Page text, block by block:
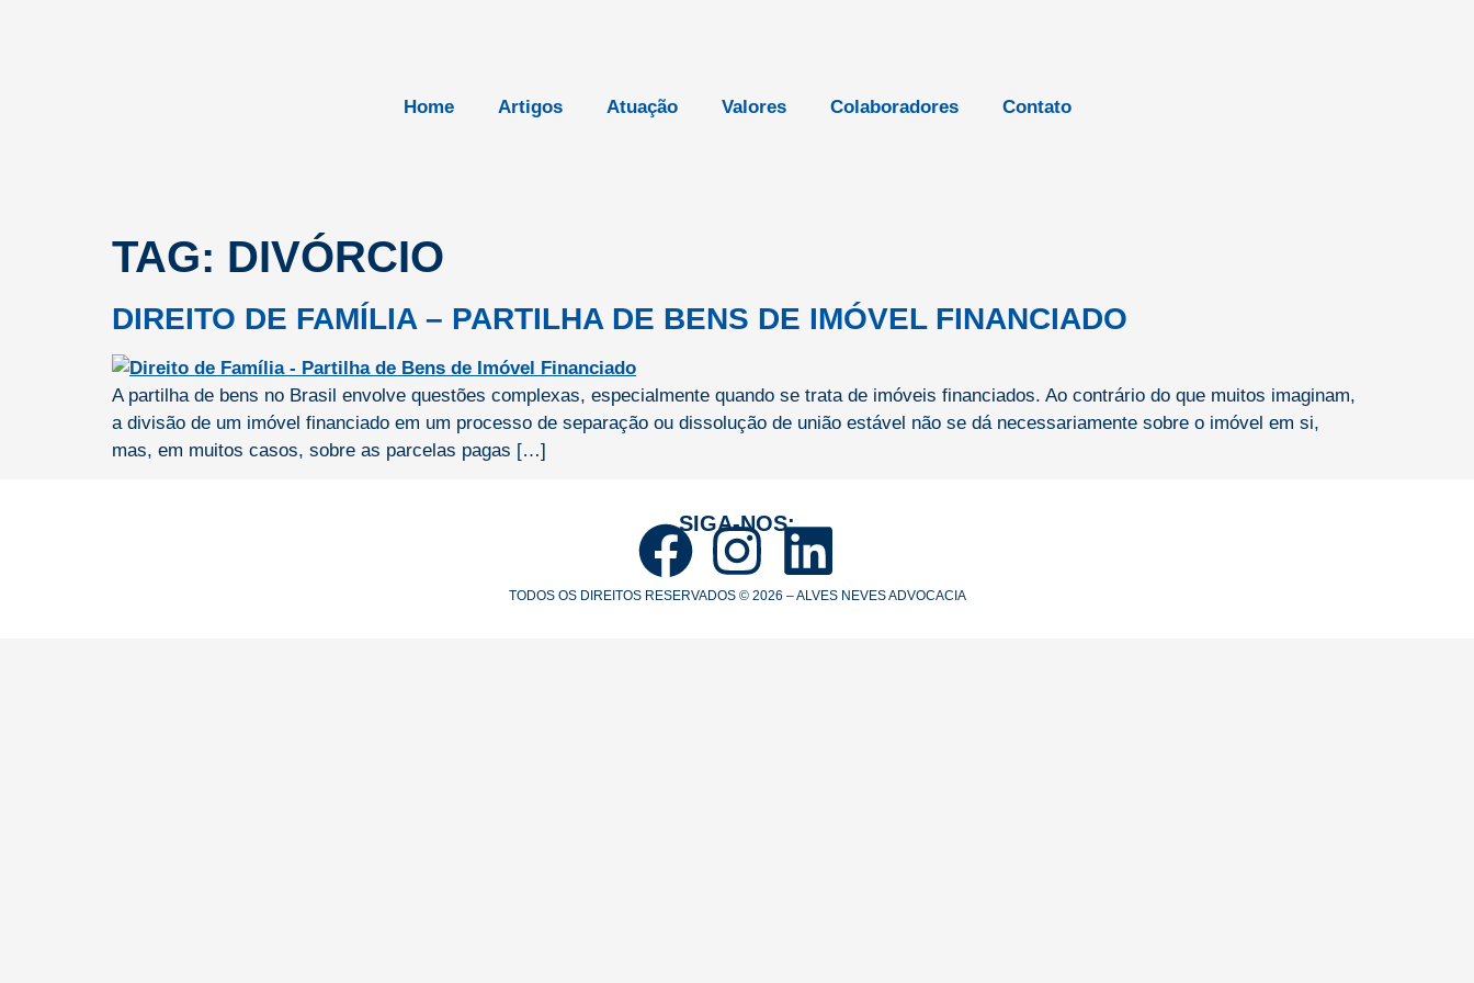
Home Artigos Atuação Valores Colaboradores Contato
TAG: DIVÓRCIO
DIREITO DE FAMÍLIA – PARTILHA DE BENS DE IMÓVEL FINANCIADO
A partilha de bens no Brasil envolve questões complexas, especialmente quando se trata de imóveis financiados. Ao contrário do que muitos imaginam,
a divisão de um imóvel financiado em um processo de separação ou dissolução de união estável não se dá necessariamente sobre o imóvel em si,
mas, em muitos casos, sobre as parcelas pagas […]
SIGA-NOS:
TODOS OS DIREITOS RESERVADOS © 2026 – ALVES NEVES ADVOCACIA